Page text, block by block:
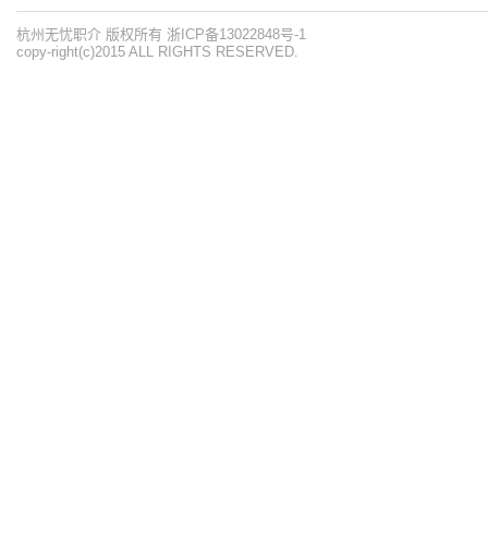
杭州无忧职介 版权所有 浙ICP备13022848号-1
copy-right(c)2015 ALL RIGHTS RESERVED.